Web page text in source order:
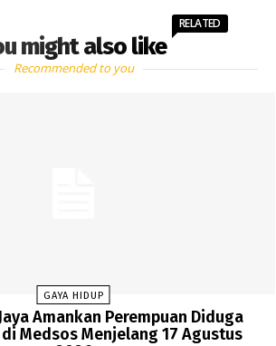
might also like
RELATED
Recommended to you
GAYA HIDUP
Amankan Perempuan Diduga
Medsos Menjelang 17 Agustus